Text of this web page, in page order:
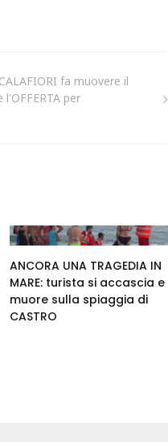
fa muovere il
l'OFFERTA per
ANCORA UNA TRAGEDIA IN
MARE: turista si accascia e
muore sulla spiaggia di
CASTRO